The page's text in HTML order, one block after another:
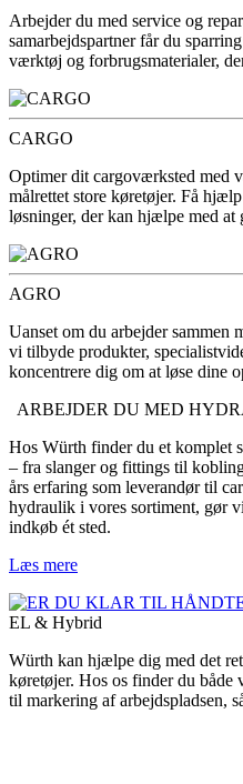
Arbejder du med service og
samarbejdspartner får du
værktøj og forbrugsmaterialer,
CARGO
Optimer dit cargoværksted med
målrettet store køretøjer. Få
løsninger, der kan hjælpe med at
AGRO
Uanset om du arbejder sammen
vi tilbyde produkter,
koncentrere dig om at løse dine
ARBEJDER DU MED
Hos Würth finder du et komplet
– fra slanger og fittings til
års erfaring som leverandør til
hydraulik i vores sortiment, gør
indkøb ét sted.
Læs mere
EL & Hybrid
Würth kan hjælpe dig med det
køretøjer. Hos os finder du
til markering af arbejdspladsen,